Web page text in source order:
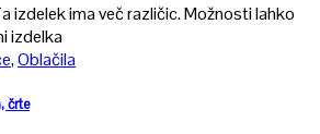
izdelek ima več različic. Možnosti lahko
izdelka
,Oblačila
črte